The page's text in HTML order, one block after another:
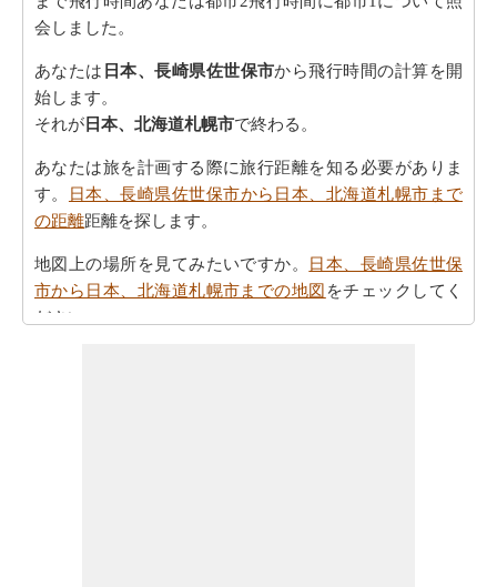
会しました。
あなたは 日本、長崎県佐世保市から飛行時間の計算を開
始します。
それが 日本、北海道札幌市で終わる。
あなたは旅を計画する際に旅行距離を知る必要がありま
す。
日本、長崎県佐世保市から日本、北海道札幌市まで
の距離距離を探します。
地図上の場所を見てみたいですか。
日本、長崎県佐世保
市から日本、北海道札幌市までの地図 をチェックしてく
ださい。